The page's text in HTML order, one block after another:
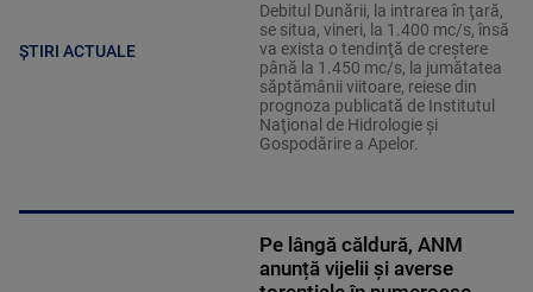
ȘTIRI ACTUALE
Debitul Dunării, la intrarea în ţară,
se situa, vineri, la 1.400 mc/s, însă
va exista o tendinţă de creştere
până la 1.450 mc/s, la jumătatea
săptămânii viitoare, reiese din
prognoza publicată de Institutul
Naţional de Hidrologie şi
Gospodărire a Apelor.
Pe lângă căldură, ANM
anunță vijelii și averse